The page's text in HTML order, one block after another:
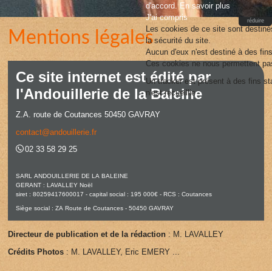
d'accord. En savoir plus
J'ai compris
Les cookies de ce site sont
la sécurité du site.
Aucun d'eux n'est destiné à des
Ces cookies ne nous permettent
Un tracker est présent à des fins
n'est recueillie
réduire
Mentions légales
Ce site internet est édité par
l'Andouillerie de la Baleine
Z.A. route de Coutances 50450 GAVRAY
contact@andouillerie.fr
02 33 58 29 25
SARL ANDOUILLERIE DE LA BALEINE
GERANT : LAVALLEY Noël
siret : 80259417600017 - capital social : 195 000€ - RCS : Coutances
Siège social : ZA Route de Coutances - 50450 GAVRAY
Directeur de publication et de la rédaction : M. LAVALLEY
Crédits Photos : M. LAVALLEY, Eric EMERY ...